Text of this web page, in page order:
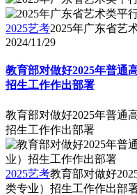
2025艺考2025年广东省艺
2024/11/29
教育部对做好2025年普通
招生工作作出部署
教育部对做好2025年普通
招生工作作出部署
2025艺考教育部对做好
类专业）招生工作作出部